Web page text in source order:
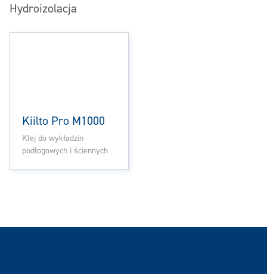
Hydroizolacja
Kiilto Pro M1000
Klej do wykładzin
podłogowych i ściennych